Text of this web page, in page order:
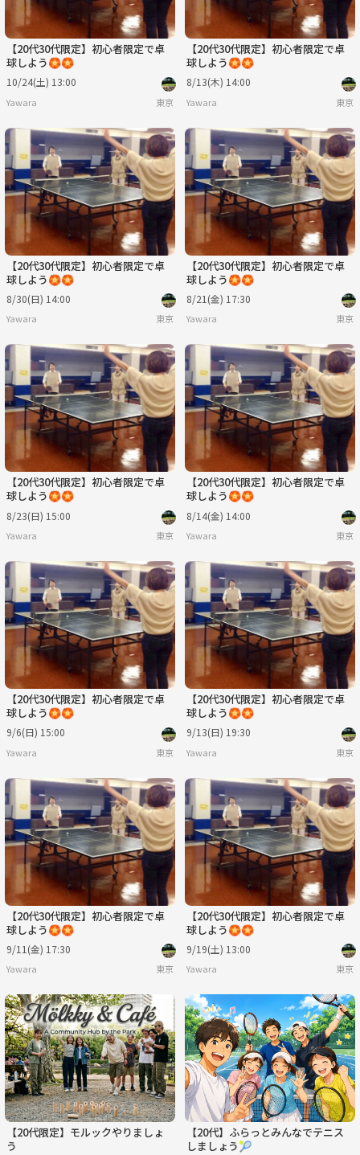
【20代30代限定】初心者限定で卓
球しよう🏵️🏵️
10/24(土) 13:00
Yawara 東京
【20代30代限定】初心者限定で卓
球しよう🏵️🏵️
8/13(木) 14:00
Yawara 東京
【20代30代限定】初心者限定で卓
球しよう🏵️🏵️
8/30(日) 14:00
Yawara 東京
【20代30代限定】初心者限定で卓
球しよう🏵️🏵️
8/21(金) 17:30
Yawara 東京
【20代30代限定】初心者限定で卓
球しよう🏵️🏵️
8/23(日) 15:00
Yawara 東京
【20代30代限定】初心者限定で卓
球しよう🏵️🏵️
8/14(金) 14:00
Yawara 東京
【20代30代限定】初心者限定で卓
球しよう🏵️🏵️
9/6(日) 15:00
Yawara 東京
【20代30代限定】初心者限定で卓
球しよう🏵️🏵️
9/13(日) 19:30
Yawara 東京
【20代30代限定】初心者限定で卓
球しよう🏵️🏵️
9/11(金) 17:30
Yawara 東京
【20代30代限定】初心者限定で卓
球しよう🏵️🏵️
9/19(土) 13:00
Yawara 東京
【20代限定】モルックやりましょ
う
【20代】ふらっとみんなでテニス
しましょう🎾